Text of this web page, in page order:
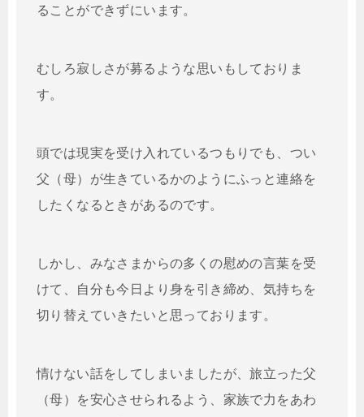
ることができずにいます。
むしろ寂しさが募るような思いもしておりま
す。
頭では現実を受け入れているつもりでも、つい
父（母）が生きているかのようにふっと連絡を
したくなるときがあるのです。
しかし、みなさまからの多くの慰めの言葉を受
けて、自分も今日より身を引き締め、気持ちを
切り替えていきたいと思っております。
情けない話をしてしまいましたが、旅立った父
（母）を安心させられるよう、家族で力をあわ